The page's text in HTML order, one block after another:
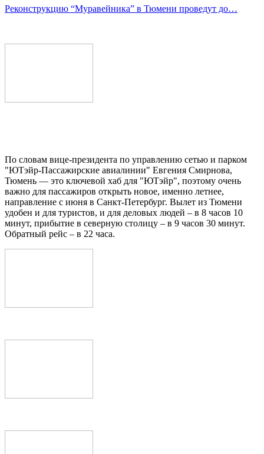
Реконструкцию “Муравейника” в Тюмени проведут до…
По словам вице-президента по управлению сетью и парком
"ЮТэйр-Пассажирские авиалинии" Евгения Смирнова,
Тюмень — это ключевой хаб для "ЮTэйр", поэтому очень
важно для пассажиров открыть новое, именно летнее,
направление с июня в Санкт-Петербург. Вылет из Тюмени
удобен и для туристов, и для деловых людей – в 8 часов 10
минут, прибытие в северную столицу – в 9 часов 30 минут.
Обратный рейс – в 22 часа.